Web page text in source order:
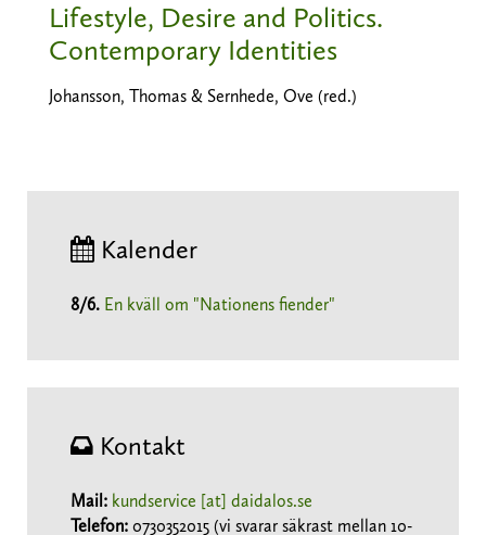
Lifestyle, Desire and Politics.
Contemporary Identities
Johansson, Thomas & Sernhede, Ove (red.)
Kalender
8/6. En kväll om "Nationens fiender"
Kontakt
Mail: kundservice [at] daidalos.se
Telefon: 0730352015 (vi svarar säkrast mellan 10-